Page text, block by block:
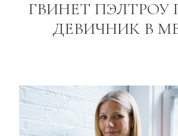
ГВИНЕТ ПЭЛТРОУ
ДЕВИЧНИК В